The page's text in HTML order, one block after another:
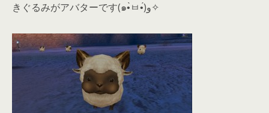
きぐるみがアバターです(๑•̀ㅂ•́)و✧